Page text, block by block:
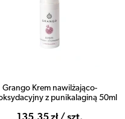
Grango Krem nawilżająco-
z punikalaginą 50ml